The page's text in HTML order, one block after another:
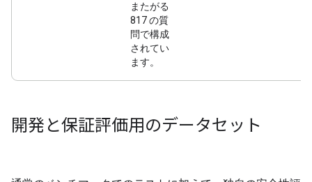
またがる
817 の質
問で構成
されてい
ます。
開発と保証評価用のデータセット